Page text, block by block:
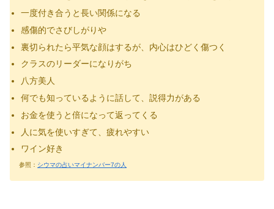
一度付き合うと長い関係になる
感傷的でさびしがりや
裏切られたら平気な顔はするが、内心はひどく傷つく
クラスのリーダーになりがち
八方美人
何でも知っているように話して、説得力がある
お金を使うと倍になって返ってくる
人に気を使いすぎて、疲れやすい
ワイン好き
参照： シウマの占いマイナンバー7の人